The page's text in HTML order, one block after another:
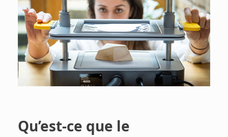
Qu’est-ce que le